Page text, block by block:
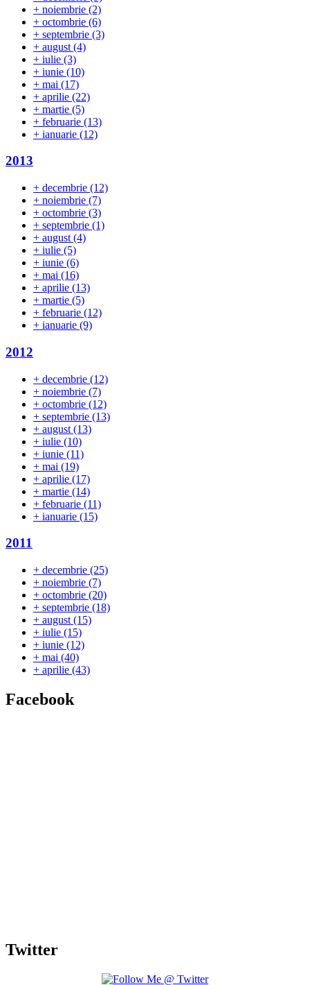
+ noiembrie (2)
+ octombrie (6)
+ septembrie (3)
+ august (4)
+ iulie (3)
+ iunie (10)
+ mai (17)
+ aprilie (22)
+ martie (5)
+ februarie (13)
+ ianuarie (12)
2013
+ decembrie (12)
+ noiembrie (7)
+ octombrie (3)
+ septembrie (1)
+ august (4)
+ iulie (5)
+ iunie (6)
+ mai (16)
+ aprilie (13)
+ martie (5)
+ februarie (12)
+ ianuarie (9)
2012
+ decembrie (12)
+ noiembrie (7)
+ octombrie (12)
+ septembrie (13)
+ august (13)
+ iulie (10)
+ iunie (11)
+ mai (19)
+ aprilie (17)
+ martie (14)
+ februarie (11)
+ ianuarie (15)
2011
+ decembrie (25)
+ noiembrie (7)
+ octombrie (20)
+ septembrie (18)
+ august (15)
+ iulie (15)
+ iunie (12)
+ mai (40)
+ aprilie (43)
Facebook
Twitter